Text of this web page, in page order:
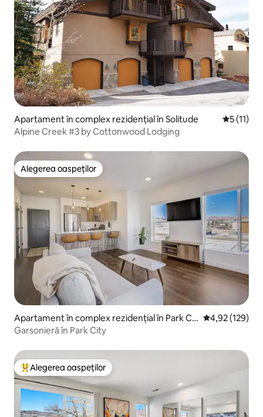
Apartament în complex rezidențial în Solitude Scor
5 (11)
Alpine Creek #3 by Cottonwood Lodging
Alegerea oaspeților
Alegerea oaspeților
Apartament în complex rezidențial în Park Cit
y
Scor mediu de
4,92 (129)
Garsonieră în Park City
Locuință din topul categoriei Alegerea oaspeților
Alegerea oaspeților